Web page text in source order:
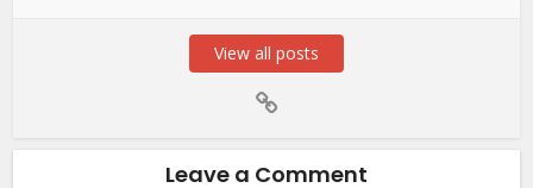
View all posts
Leave a Comment